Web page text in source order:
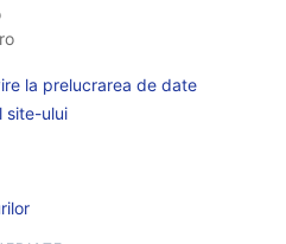
la prelucrarea de date
site-ului